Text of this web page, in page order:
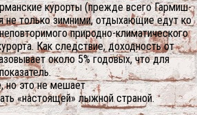
курорты (прежде всего Гармиш-
не только зимними, отдыхающие едут ко
природно-климатического
Как следствие, доходность от
около 5% годовых, что для
но это не мешает
«настоящей» лыжной страной.